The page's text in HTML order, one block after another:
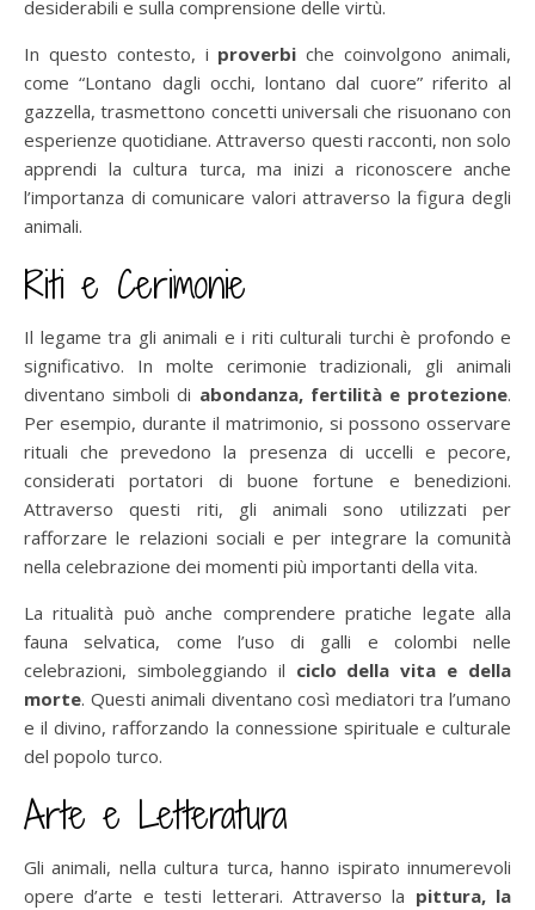
desiderabili e sulla comprensione delle virtù.
In questo contesto, i proverbi che coinvolgono animali,
come “Lontano dagli occhi, lontano dal cuore” riferito al
gazzella, trasmettono concetti universali che risuonano con
esperienze quotidiane. Attraverso questi racconti, non solo
apprendi la cultura turca, ma inizi a riconoscere anche
l’importanza di comunicare valori attraverso la figura degli
animali.
Riti e Cerimonie
Il legame tra gli animali e i riti culturali turchi è profondo e
significativo. In molte cerimonie tradizionali, gli animali
diventano simboli di abondanza, fertilità e protezione.
Per esempio, durante il matrimonio, si possono osservare
rituali che prevedono la presenza di uccelli e pecore,
considerati portatori di buone fortune e benedizioni.
Attraverso questi riti, gli animali sono utilizzati per
rafforzare le relazioni sociali e per integrare la comunità
nella celebrazione dei momenti più importanti della vita.
La ritualità può anche comprendere pratiche legate alla
fauna selvatica, come l’uso di galli e colombi nelle
celebrazioni, simboleggiando il ciclo della vita e della
morte. Questi animali diventano così mediatori tra l’umano
e il divino, rafforzando la connessione spirituale e culturale
del popolo turco.
Arte e Letteratura
Gli animali, nella cultura turca, hanno ispirato innumerevoli
opere d’arte e testi letterari. Attraverso la pittura, la